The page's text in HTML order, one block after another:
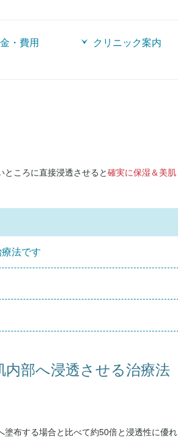
・費用 クリニック案内
ころに直接浸透させると確実に保湿＆美肌
法です
部へ浸透させる治療法
布する場合と比べて約50倍と浸透性に優れ